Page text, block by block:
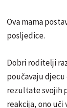
Ova mama
posljedice.
Dobri roditelji
poučavaju
rezultate svojih
reakcija, ono uči